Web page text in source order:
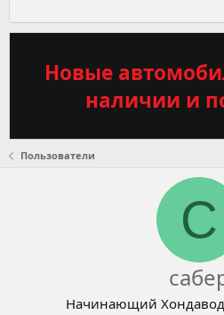
Новые
наличии и
Пользователи
С
Начинающий Хондавод